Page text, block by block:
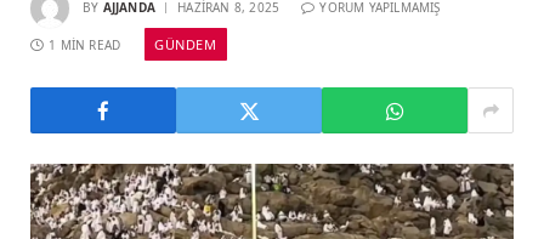
BY AJJANDA HAZIRAN 8, 2025 YORUM YAPILMAMIŞ
1 MIN READ GÜNDEM